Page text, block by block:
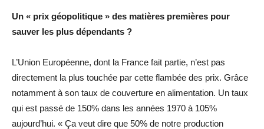
Un « prix géopolitique » des matières premières pour
sauver les plus dépendants ?
L’Union Européenne, dont la France fait partie, n’est pas
directement la plus touchée par cette flambée des prix. Grâce
notamment à son taux de couverture en alimentation. Un taux
qui est passé de 150% dans les années 1970 à 105%
aujourd’hui. « Ça veut dire que 50% de notre production